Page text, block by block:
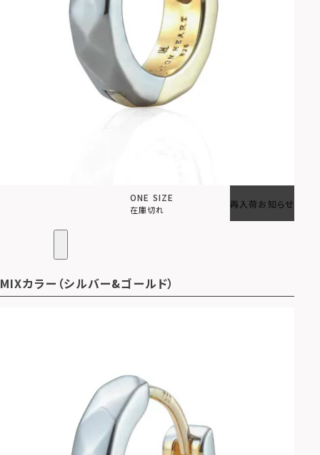
ONE SIZE
在庫切れ
再入荷お知らせ
MIXカラー（シルバー&ゴールド）